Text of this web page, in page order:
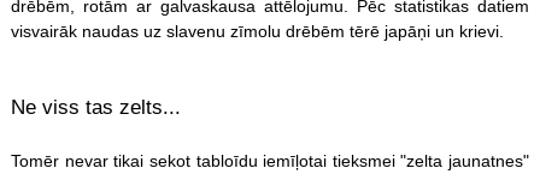
drēbēm, rotām ar galvaskausa attēlojumu. Pēc statistikas datiem
visvairāk naudas uz slavenu zīmolu drēbēm tērē japāņi un krievi.
Ne viss tas zelts...
Tomēr nevar tikai sekot tabloīdu iemīļotai tieksmei "zelta jaunatnes"